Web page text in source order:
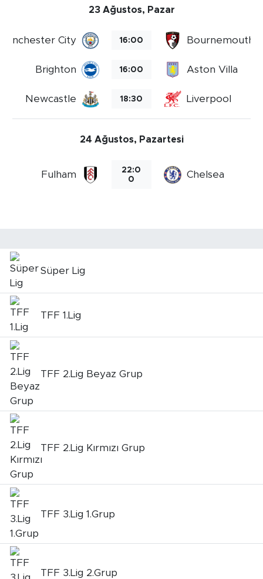
23 Ağustos, Pazar
City 16:00 Bournemouth
Brighton 16:00 Aston Villa
Newcastle 18:30 Liverpool
24 Ağustos, Pazartesi
Fulham
22:0
0
Chelsea
Süper Lig
TFF 1.Lig
TFF 2.Lig Beyaz Grup
TFF 2.Lig Kırmızı Grup
TFF 3.Lig 1.Grup
TFF 3.Lig 2.Grup